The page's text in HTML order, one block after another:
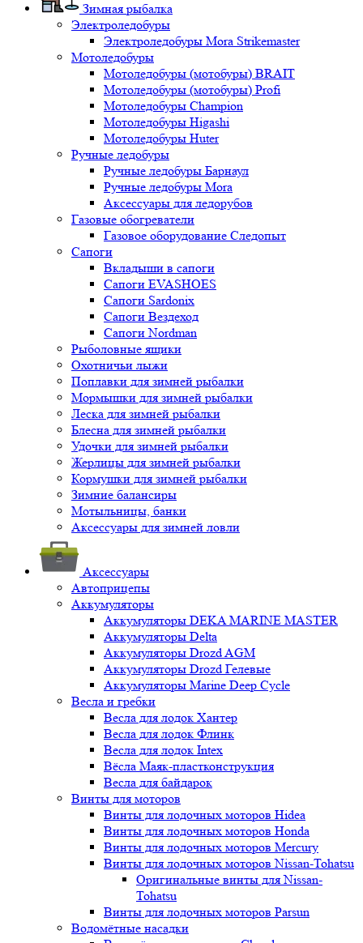
Зимная рыбалка
Электроледобуры
Электроледобуры Mora Strikemaster
Мотоледобуры
Мотоледобуры (мотобуры) BRAIT
Мотоледобуры (мотобуры) Profi
Мотоледобуры Champion
Мотоледобуры Higashi
Мотоледобуры Huter
Ручные ледобуры
Ручные ледобуры Барнаул
Ручные ледобуры Mora
Аксессуары для ледорубов
Газовые обогреватели
Газовое оборудование Следопыт
Сапоги
Вкладыши в сапоги
Сапоги EVASHOES
Сапоги Sardonix
Сапоги Вездеход
Сапоги Nordman
Рыболовные ящики
Охотничьи лыжи
Поплавки для зимней рыбалки
Мормышки для зимней рыбалки
Леска для зимней рыбалки
Блесна для зимней рыбалки
Удочки для зимней рыбалки
Жерлицы для зимней рыбалки
Кормушки для зимней рыбалки
Зимние балансиры
Мотыльницы, банки
Аксессуары для зимней ловли
Аксессуары
Автоприцепы
Аккумуляторы
Аккумуляторы DEKA MARINE MASTER
Аккумуляторы Delta
Аккумуляторы Drozd AGM
Аккумуляторы Drozd Гелевые
Аккумуляторы Marine Deep Cycle
Весла и гребки
Весла для лодок Хантер
Весла для лодок Флинк
Весла для лодок Intex
Вёсла Маяк-пластконструкция
Весла для байдарок
Винты для моторов
Винты для лодочных моторов Hidea
Винты для лодочных моторов Honda
Винты для лодочных моторов Mercury
Винты для лодочных моторов Nissan-Tohatsu
Оригинальные винты для Nissan-
Tohatsu
Винты для лодочных моторов Parsun
Водомётные насадки